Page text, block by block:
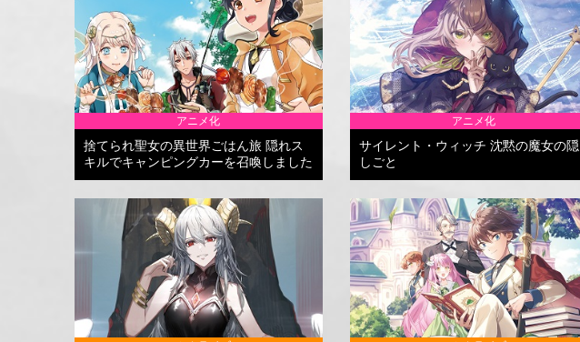
アニメ化
捨てられ聖女の異世界ごはん旅 隠れス
キルでキャンピングカーを召喚しました
アニメ化
サイレント・ウィッチ 沈黙の魔女の隠
しごと